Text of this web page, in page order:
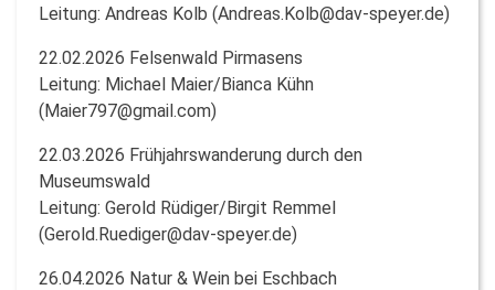
Leitung: Andreas Kolb (Andreas.Kolb@dav-speyer.de)
22.02.2026 Felsenwald Pirmasens
Leitung: Michael Maier/Bianca Kühn
(Maier797@gmail.com)
22.03.2026 Frühjahrswanderung durch den
Museumswald
Leitung: Gerold Rüdiger/Birgit Remmel
(Gerold.Ruediger@dav-speyer.de)
26.04.2026 Natur & Wein bei Eschbach